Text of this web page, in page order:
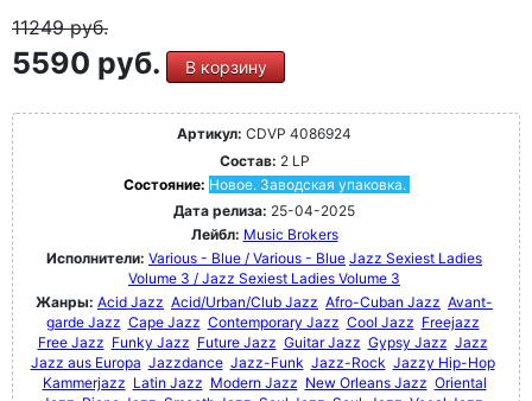
11249руб.
5590 руб. В корзину
Артикул: CDVP 4086924
Состав: 2 LP
Состояние: Новое. Заводская упаковка.
Дата релиза: 25-04-2025
Лейбл: Music Brokers
Исполнители: Various - Blue / Various - Blue Jazz Sexiest Ladies
Volume 3 / Jazz Sexiest Ladies Volume 3
Жанры: Acid Jazz Acid/Urban/Club Jazz Afro-Cuban Jazz Avant-
garde Jazz Cape Jazz Contemporary Jazz Cool Jazz Freejazz
Free Jazz Funky Jazz Future Jazz Guitar Jazz Gypsy Jazz Jazz
Jazz aus Europa Jazzdance Jazz-Funk Jazz-Rock Jazzy Hip-Hop
Kammerjazz Latin Jazz Modern Jazz New Orleans Jazz Oriental